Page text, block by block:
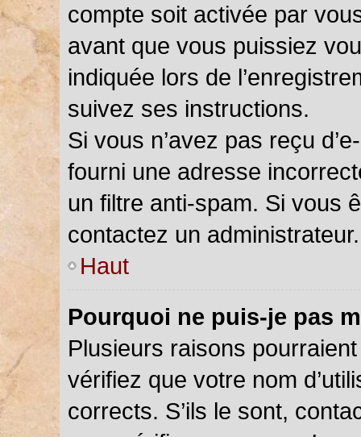
compte soit activée par
avant que vous puissiez
indiquée lors de
suivez ses instructions.
Si vous n’avez pas reçu
fourni une adresse
un filtre anti-spam. Si vous
contactez un administrateur.
Haut
Pourquoi ne puis-je pas
Plusieurs raisons
vérifiez que votre nom
corrects. S’ils le sont,